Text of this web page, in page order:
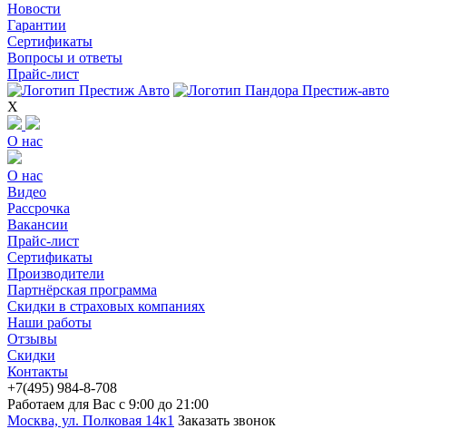
Новости
Гарантии
Сертификаты
Вопросы и ответы
Прайс-лист
X
О нас
О нас
Видео
Рассрочка
Вакансии
Прайс-лист
Сертификаты
Производители
Партнёрская программа
Скидки в страховых компаниях
Наши работы
Отзывы
Скидки
Контакты
+7(495) 984-8-708
Работаем для Вас с 9:00 до 21:00
Москва, ул. Полковая 14к1 Заказать звонок